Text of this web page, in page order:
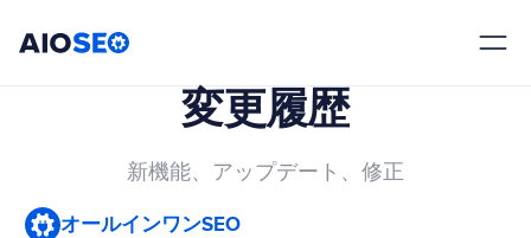
変更履歴
新機能、アップデート、修正
オールインワンSEO